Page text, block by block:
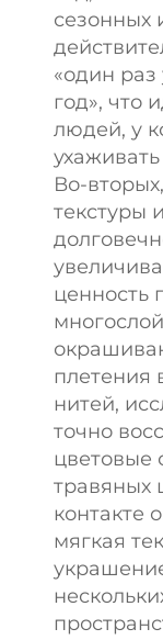
сезонных
«один
год», что
людей, у
Во-
текстуры
ценность
плетения
нитей,
точно
цветовые
травяных
контакте
мягкая